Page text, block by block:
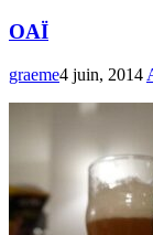
OAÏ
graeme4 juin, 2014